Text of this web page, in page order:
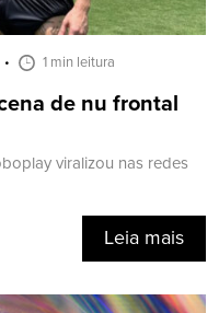
1 min leitura
de nu frontal
viralizou nas redes
Leia mais